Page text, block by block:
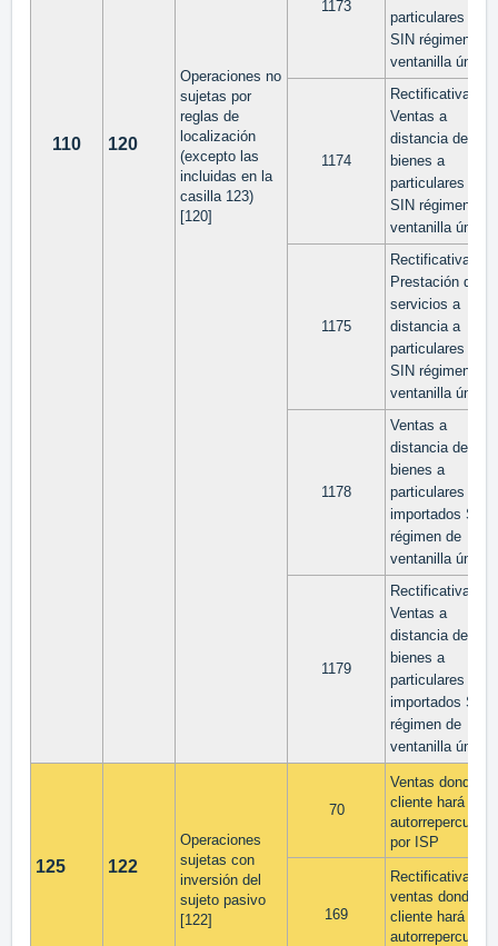
110 120
Operaciones no
sujetas por
reglas de
localización
(excepto las
incluidas en la
casilla 123)
[120]
1173
particulares UE
SIN régimen de
ventanilla única
1174
Rectificativa
Ventas a
distancia de
bienes a
particulares UE
SIN régimen de
ventanilla única
1175
Rectificativa
Prestación de
servicios a
distancia a
particulares UE
SIN régimen de
ventanilla única
1178
Ventas a
distancia de
bienes a
particulares UE
importados SIN
régimen de
ventanilla única
1179
Rectificativa
Ventas a
distancia de
bienes a
particulares UE
importados SIN
régimen de
ventanilla única
125 122
Operaciones
sujetas con
inversión del
sujeto pasivo
[122]
70
Ventas donde el
cliente hará
autorrepercusión
por ISP
169
Rectificativa de
ventas donde el
cliente hará
autorrepercusión